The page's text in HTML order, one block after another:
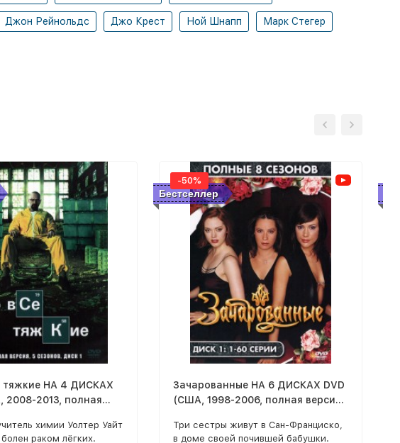
Джон Рейнольдс Джо Крест Ной Шнапп Марк Стегер
тяжкие НА 4 ДИСКАХ
2008-2013, полная
химии Уолтер Уайт
болен раком лёгких.
Бестселлер
-50%
Зачарованные НА 6 ДИСКАХ DVD
(США, 1998-2006, полная версия,
Три сестры живут в Сан-Франциско,
в доме своей почившей бабушки.